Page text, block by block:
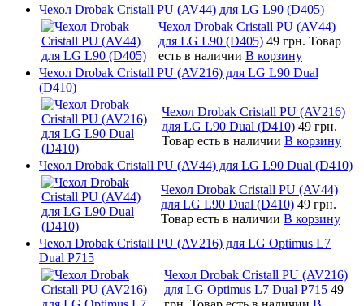
Чехол Drobak Cristall PU (AV44) для LG L90 (D405)
Чехол Drobak Cristall PU (AV44)
для LG L90 (D405) 49 грн. Товар
есть в наличии В корзину
Чехол Drobak Cristall PU (AV216) для LG L90 Dual
(D410)
Чехол Drobak Cristall PU (AV216)
для LG L90 Dual (D410) 49 грн.
Товар есть в наличии В корзину
Чехол Drobak Cristall PU (AV44) для LG L90 Dual (D410)
Чехол Drobak Cristall PU (AV44)
для LG L90 Dual (D410) 49 грн.
Товар есть в наличии В корзину
Чехол Drobak Cristall PU (AV216) для LG Optimus L7
Dual P715
Чехол Drobak Cristall PU (AV216)
для LG Optimus L7 Dual P715 49